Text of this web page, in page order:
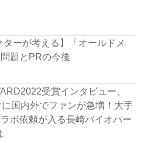
ターが考える】「オールドメ
題とPRの今後
受賞インタビュー、
国内外でファンが急増！大手
ボ依頼が入る長崎バイオパー